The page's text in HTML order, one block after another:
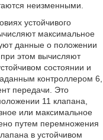
неизменными.
устойчивого
максимальное
данные о положении
этом вычисляют
состоянии и
контроллером 6,
передачи. Это
11 клапана,
или максимальное
путем перемножения
в устойчивом